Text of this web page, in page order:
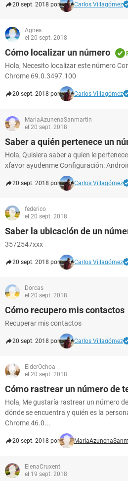
20 sept. 2018 por Carlos Villagómez
Agnes
el 20 sept. 2018
Cómo localizar un número
Hola, Necesito localizar este número
Chrome 69.0.3497.100
20 sept. 2018 por Carlos Villagómez
MariaAzunenaSanmartin
el 20 sept. 2018
Saber a quién pertenece un
Hola, Quisiera saber a quien le
xfavor ayudenme Configuración:
20 sept. 2018 por Carlos Villagómez
federico
el 20 sept. 2018
Saber la ubicación de un
3572547xxx
20 sept. 2018 por Carlos Villagómez
Dorcas
el 20 sept. 2018
Cómo recupero mis contactos
Recuperar mis contactos
20 sept. 2018 por Carlos Villagómez
ElderOchoa
el 20 sept. 2018
Cómo rastrear un número de
Hola, Me gustaría rastrear un número
dónde se encuentra y quién es la
Chrome 46.0...
20 sept. 2018 por
ElenaCruxent
el 19 sept. 2018